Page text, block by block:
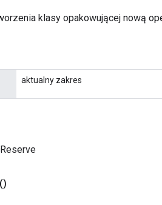
klasy opakowującej nową
aktualny zakres
()